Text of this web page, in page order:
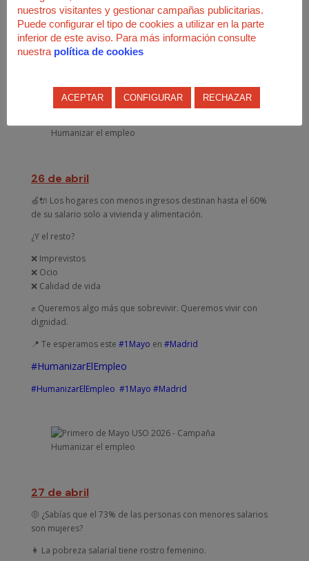
💬 Vivir no puede ser sobrevivir.
Este #1MayoUSOsalimos a la calle para exigir
#HumanizarElEmpleo
26 de abril
🍏🔌 Los hogares con menos ingresos destinan hasta el 60%
de su salario solo a vivienda y alimentación.
¿Y el resto?
❌ Imprevistos
❌ Ocio
❌ Calidad de vida
✊ Queremos algo más que sobrevivir. Queremos vivir con
dignidad.
📍 Te esperamos este #1Mayo en #Madrid
#HumanizarElEmpleo
#HumanizarElEmpleo #1Mayo #Madrid
27 de abril
🤨 ¿Sabías que el 73% de las personas con menores salarios
son mujeres?
👩 La pobreza salarial tiene rostro femenino.
nuestros visitantes y gestionar campañas publicitarias.
Puede configurar el tipo de cookies a utilizar en la parte
inferior de este aviso. Para más información consulte
nuestra política de cookies
ACEPTAR CONFIGURAR RECHAZAR